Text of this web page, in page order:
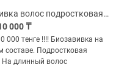
Биозавивка волос подростковая, женская
000 ₸
!!!! Биозавивка на
Подростковая
На длинный волос